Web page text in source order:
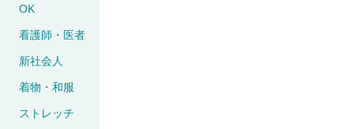
OK
看護師・医者
新社会人
着物・和服
ストレッチ